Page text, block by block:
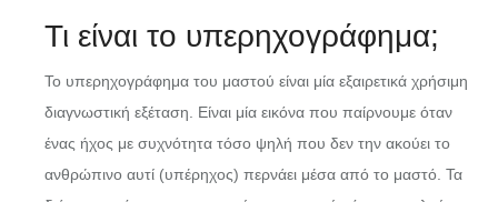
Τι είναι το υπερηχογράφημα;
Το υπερηχογράφημα του μαστού είναι μία εξαιρετικά χρήσιμη
διαγνωστική εξέταση. Είναι μία εικόνα που παίρνουμε όταν
ένας ήχος με συχνότητα τόσο ψηλή που δεν την ακούει το
ανθρώπινο αυτί (υπέρηχος) περνάει μέσα από το μαστό. Τα